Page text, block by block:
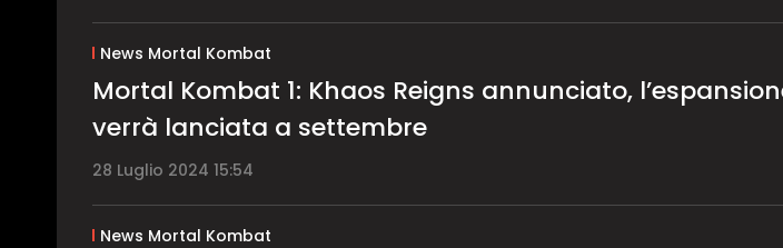
News Mortal Kombat
Mortal Kombat 1: Khaos Reigns annunciato,
verrà lanciata a settembre
28 Luglio 2024 15:54
News Mortal Kombat